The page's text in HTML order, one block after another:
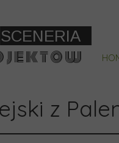
SCENERIA
e k t o w
z